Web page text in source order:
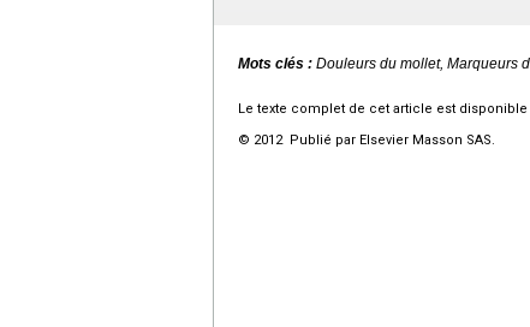
Mots clés : Douleurs du mollet, Marqueurs
Le texte complet de cet article est disponible
© 2012 Publié par Elsevier Masson SAS.